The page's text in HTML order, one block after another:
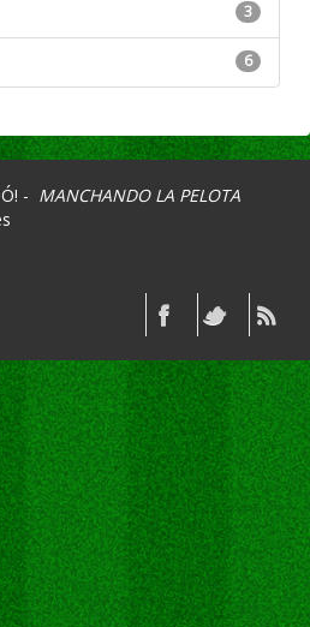
3
6
- MANCHANDO LA PELOTA